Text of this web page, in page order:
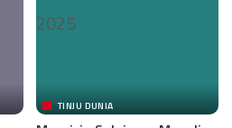
TINJU DUNIA